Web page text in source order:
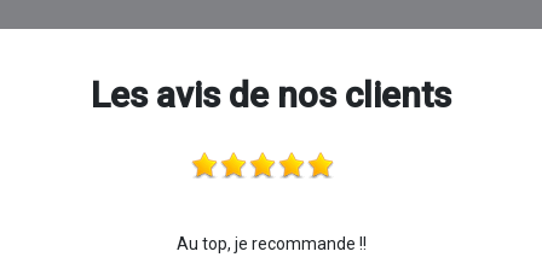
Les avis de nos clients
Au top, je recommande !!